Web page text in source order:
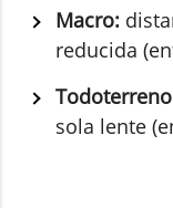
Macro:
reducida
sola lente